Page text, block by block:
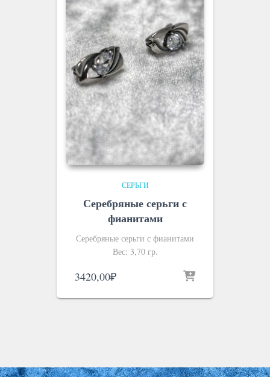
СЕРЬГИ
Серебряные серьги с
фианитами
Серебряные серьги с фианитами
Вес: 3,70 гр.
3420,00₽